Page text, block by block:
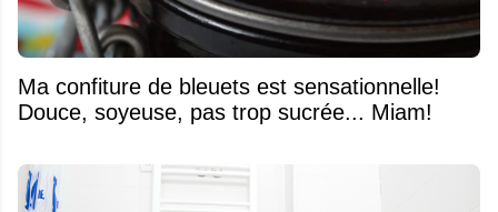
Ma confiture de bleuets est sensationnelle!
Douce, soyeuse, pas trop sucrée... Miam!